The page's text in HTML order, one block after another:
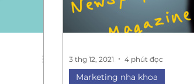
Marketing nha khoa
3 thg 12, 2021 4 phút đọc